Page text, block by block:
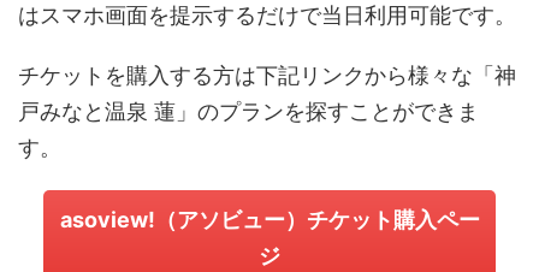
はスマホ画面を提示するだけで当日利用可能です。
チケットを購入する方は下記リンクから様々な「神
戸みなと温泉 蓮」のプランを探すことができま
す。
asoview!（アソビュー）チケット購入ペー
ジ